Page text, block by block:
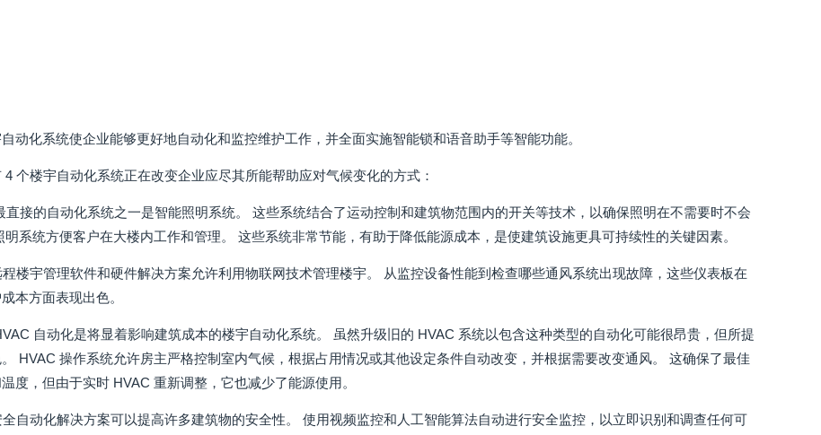
动化系统使企业能够更好地自动化和监控维护工作，并全面实施智能锁和语音助手等智能功能。
个楼宇自动化系统正在改变企业应尽其所能帮助应对气候变化的方式：
直接的自动化系统之一是智能照明系统。 这些系统结合了运动控制和建筑物范围内的开关等技术，以确保照明在不需要时不会
系统方便客户在大楼内工作和管理。 这些系统非常节能，有助于降低能源成本，是使建筑设施更具可持续性的关键因素。
楼宇管理软件和硬件解决方案允许利用物联网技术管理楼宇。 从监控设备性能到检查哪些通风系统出现故障，这些仪表板在
本方面表现出色。
自动化是将显着影响建筑成本的楼宇自动化系统。 虽然升级旧的 HVAC 系统以包含这种类型的自动化可能很昂贵，但所提
HVAC 操作系统允许房主严格控制室内气候，根据占用情况或其他设定条件自动改变，并根据需要改变通风。 这确保了最佳
度，但由于实时 HVAC 重新调整，它也减少了能源使用。
自动化解决方案可以提高许多建筑物的安全性。 使用视频监控和人工智能算法自动进行安全监控，以立即识别和调查任何可